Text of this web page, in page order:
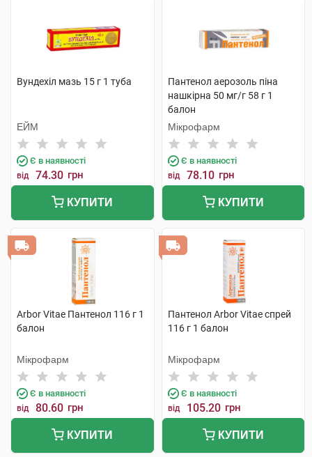
Вундехіл мазь 15 г 1 туба
ЕЙМ
Є в наявності
від 74.30 грн
КУПИТИ
Пантенол аерозоль піна
нашкірна 50 мг/г 58 г 1
балон
Мікрофарм
Є в наявності
від 78.10 грн
КУПИТИ
Arbor Vitae Пантенол 116 г 1
балон
Мікрофарм
Є в наявності
від 80.60 грн
КУПИТИ
Пантенол Arbor Vitae спрей
116 г 1 балон
Мікрофарм
Є в наявності
від 105.20 грн
КУПИТИ